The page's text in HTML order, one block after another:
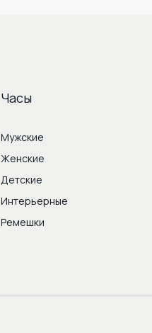
Часы
Мужские
Женские
Детские
Интерьерные
Ремешки